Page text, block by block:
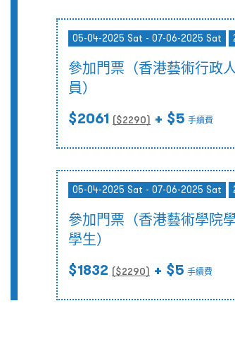
05-04-2025 Sat - 07-06-2025 Sat
參加門票（香港藝術行政
員）
$2061 ($2290) + $5 手續費
05-04-2025 Sat - 07-06-2025 Sat
參加門票（香港藝術學院
學生）
$1832 ($2290) + $5 手續費